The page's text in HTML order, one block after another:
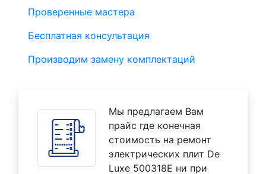
Проверенные мастера
Бесплатная консультация
Производим замену комплектаций
Мы предлагаем Вам
прайс где конечная
стоимость на ремонт
электрических плит De
Luxe 500318E ни при